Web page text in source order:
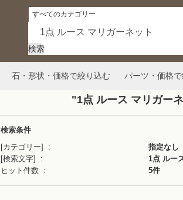
検索
石・形状・価格で絞り込む パーツ・価格
"1点 ルース マリガー
検索条件
[カテゴリー]
指定なし
[検索文字]
1点 ルー
ヒット件数
5件